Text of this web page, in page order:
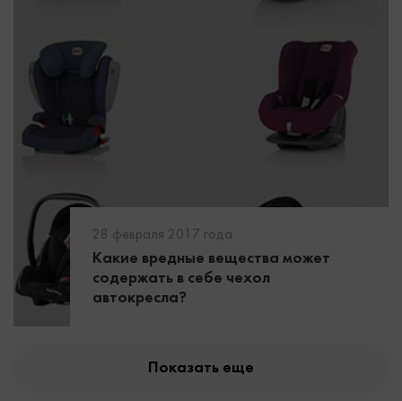
28 февраля 2017 года
Какие вредные вещества может
содержать в себе чехол
автокресла?
Показать еще